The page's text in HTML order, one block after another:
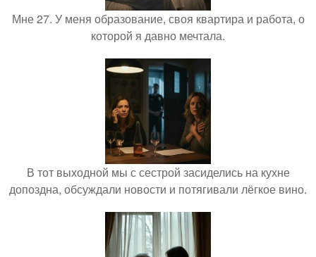
Мне 27. У меня образование, своя квартира и работа, о
которой я давно мечтала.
В тот выходной мы с сестрой засиделись на кухне
допоздна, обсуждали новости и потягивали лёгкое вино.